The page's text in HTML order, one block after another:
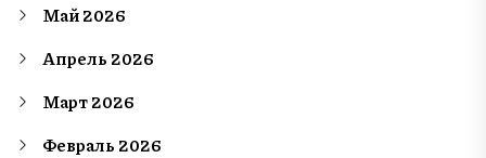
Май 2026
Апрель 2026
Март 2026
Февраль 2026